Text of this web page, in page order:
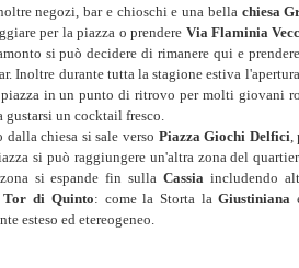
negozi, bar e chioschi e una bella chiesa
per la piazza o prendere Via Flaminia
si può decidere di rimanere qui e
Inoltre durante tutta la stagione estiva
in un punto di ritrovo per molti giovani
gustarsi un cocktail fresco.
dalla chiesa si sale verso Piazza Giochi Delfici,
si può raggiungere un'altra zona del
si espande fin sulla Cassia includendo
Tor di Quinto: come la Storta laGiustiniana
esteso ed etereogeneo.